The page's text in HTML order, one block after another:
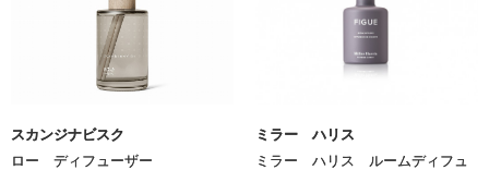
スカンジナビスク
ロー ディフューザー
ミラー ハリス
ミラー ハリス ルームディフュ